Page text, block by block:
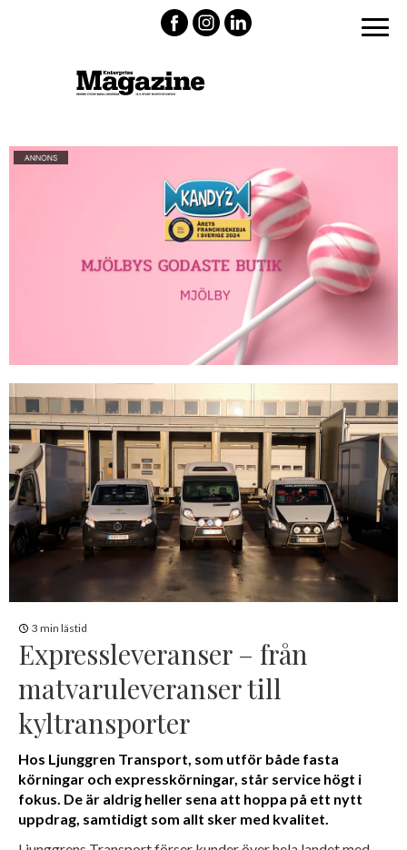
3 min lästid
Expressleveranser – från
matvaruleveranser till
kyltransporter
Hos Ljunggren Transport, som utför både fasta
körningar och expresskörningar, står service högt i
fokus. De är aldrig heller sena att hoppa på ett nytt
uppdrag, samtidigt som allt sker med kvalitet.